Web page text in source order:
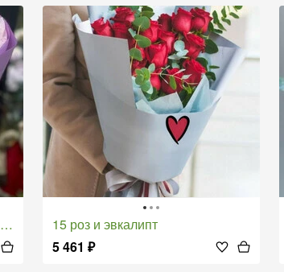
15 роз и эвкалипт
5 461 ₽